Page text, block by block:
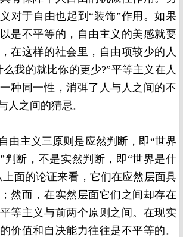
对于自由也起到“装饰”作用。如果
是不平等的，自由主义的美感就要
在这样的社会里，自由项较少的人
么我的就比你的更少?”平等主义在人
种同一性，消弭了人与人之间的不
人之间的猜忌。
由主义三原则是应然判断，即“世界
判断，不是实然判断，即“世界是什
上面的论证来看，它们在应然层面具
然而，在实然层面它们之间却存在
等主义与前两个原则之间。在现实
价值和自决能力往往是不平等的。